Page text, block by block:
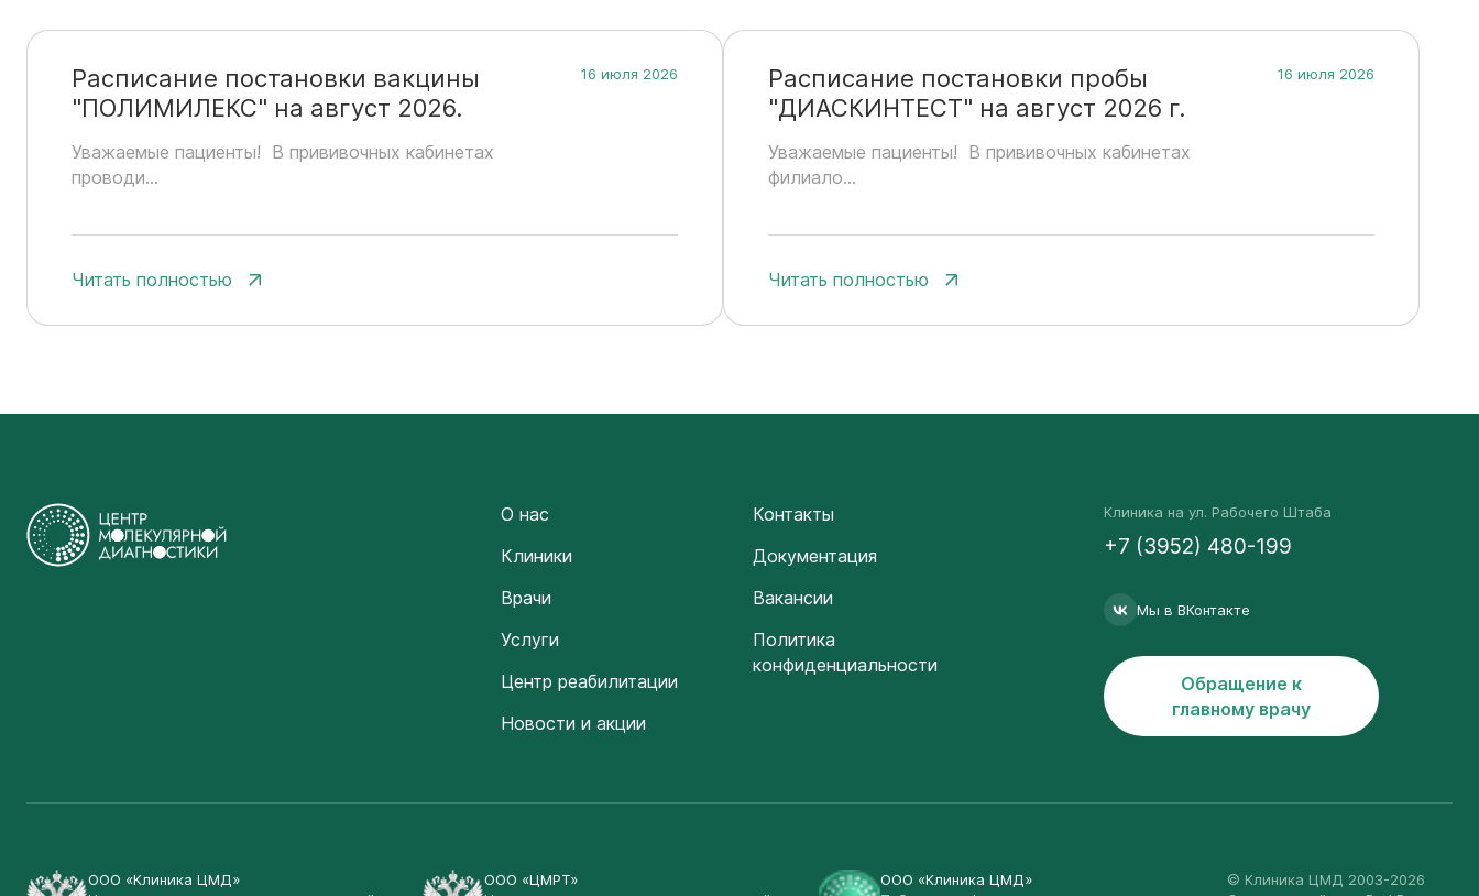
Расписание постановки вакцины
"ПОЛИМИЛЕКС" на август 2026.
Уважаемые пациенты! В прививочных кабинетах
проводи...
16 июля 2026
Читать полностью
Расписание постановки пробы
"ДИАСКИНТЕСТ" на август 2026 г.
Уважаемые пациенты! В прививочных кабинетах
филиало...
16 июля 2026
Читать полностью
О нас
Клиники
Врачи
Услуги
Центр реабилитации
Новости и акции
Контакты
Документация
Вакансии
Политика
конфиденциальности
Клиника на ул. Рабочего Штаба
+7 (3952) 480-199
Мы в ВКонтакте
Обращение к
главному врачу
ООО «Клиника ЦМД»
ООО «ЦМРТ»
ООО «Клиника ЦМД»
© Клиника ЦМД 2003-2026